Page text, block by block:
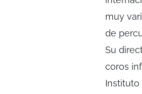
muy
de
Su
coros